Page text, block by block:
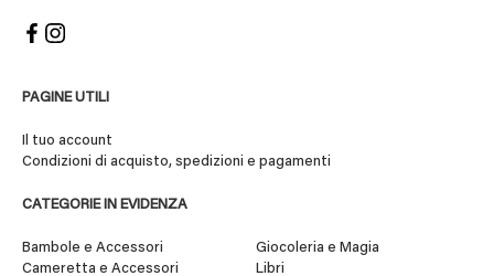
PAGINE UTILI
Il tuo account
Condizioni di acquisto, spedizioni e pagamenti
CATEGORIE IN EVIDENZA
Bambole e Accessori
Cameretta e Accessori
Giocoleria e Magia
Libri